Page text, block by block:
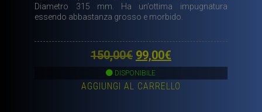
Diametro 315 mm. Ha un’ottima impugnatura
essendo abbastanza grosso e morbido.
150,00€ Il
prezzo
originale
99,00€Il
attuale
DISPONIBILE
AGGIUNGI AL CARRELLO